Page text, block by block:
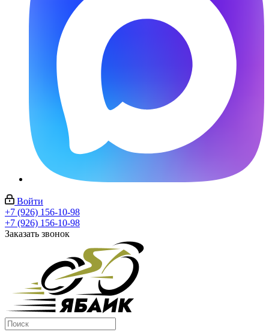
Войти
+7 (926) 156-10-98
+7 (926) 156-10-98
Заказать звонок